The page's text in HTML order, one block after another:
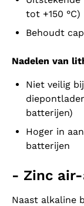
tot +150 °C)
Behoudt
Nadelen van
Niet veilig
batterijen)
Hoger in
batterijen
- Zinc
Naast alkaline